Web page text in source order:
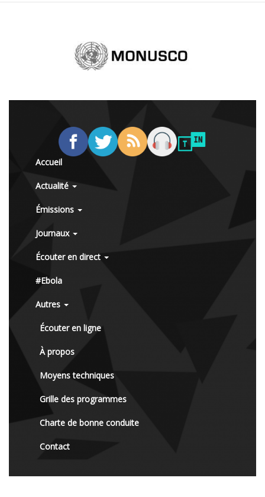
Accueil
Actualité
Émissions
Journaux
Écouter en direct
#Ebola
Autres
Écouter en ligne
À propos
Moyens techniques
Grille des programmes
Charte de bonne conduite
Contact